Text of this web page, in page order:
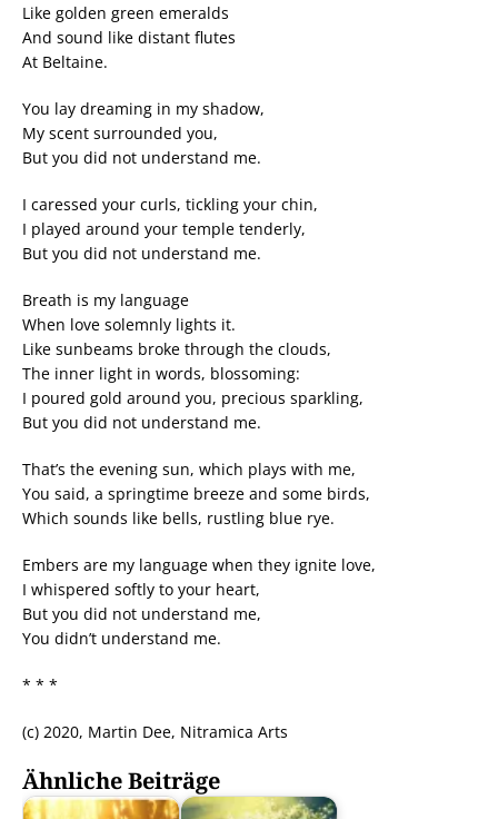
Like golden green emeralds
And sound like distant flutes
At Beltaine.
You lay dreaming in my shadow,
My scent surrounded you,
But you did not understand me.
I caressed your curls, tickling your chin,
I played around your temple tenderly,
But you did not understand me.
Breath is my language
When love solemnly lights it.
Like sunbeams broke through the clouds,
The inner light in words, blossoming:
I poured gold around you, precious sparkling,
But you did not understand me.
That’s the evening sun, which plays with me,
You said, a springtime breeze and some birds,
Which sounds like bells, rustling blue rye.
Embers are my language when they ignite love,
I whispered softly to your heart,
But you did not understand me,
You didn’t understand me.
* * *
(c) 2020, Martin Dee, Nitramica Arts
Ähnliche Beiträge